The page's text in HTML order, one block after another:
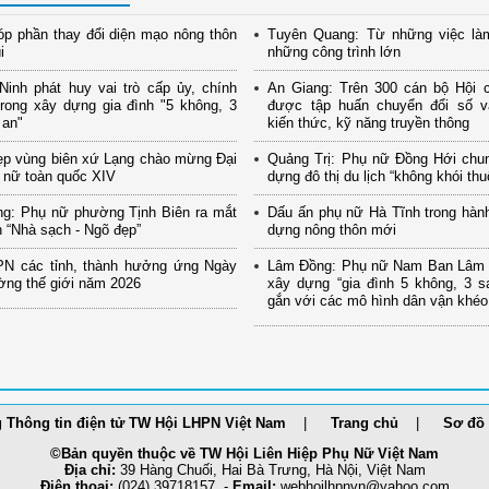
phần thay đổi diện mạo nông thôn
phát huy vai trò cấp ủy, chính
xây dựng gia đình "5 không, 3
vùng biên xứ Lạng chào mừng Đại
nữ toàn quốc XIV
Phụ nữ phường Tịnh Biên ra mắt
sạch - Ngõ đẹp”
các tỉnh, thành hưởng ứng Ngày
thế giới năm 2026
Tuyên Quang: Từ những việc
những công trình lớn
An Giang: Trên 300 cán bộ Hội
được tập huấn chuyển đổi số
kiến thức, kỹ năng truyền thông
Quảng Trị: Phụ nữ Đồng Hới
dựng đô thị du lịch “không khói
Dấu ấn phụ nữ Hà Tĩnh trong
dựng nông thôn mới
Lâm Đồng: Phụ nữ Nam Ban Lâm
xây dựng “gia đình 5 không, 3
gắn với các mô hình dân vận khéo
Thông tin điện tử TW Hội LHPN Việt Nam Trang chủ
Sơ đồ
©Bản quyền thuộc về TW Hội Liên Hiệp Phụ Nữ Việt Nam
Địa chỉ: 39 Hàng Chuối, Hai Bà Trưng, Hà Nội, Việt Nam